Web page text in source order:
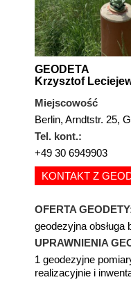
GEODETA
Krzysztof
Miejscowość
Berlin, Arndtstr. 25,
Tel. kont.:
+49 30 6949903
KONTAKT Z
OFERTA
geodezyjna obsługa
UPRAWNIENIA
1 geodezyjne
realizacyjnie i